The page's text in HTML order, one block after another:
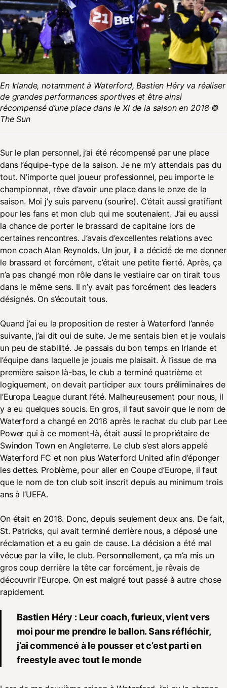
En Irlande, notamment à Waterford, Bastien Héry va réaliser
de grandes performances sportives et être ainsi
récompensé d’une place dans le XI de la saison en 2018 ©
The Sun
Sur le plan personnel, j’ai été récompensé par une place
dans l’équipe-type de la saison. Je ne m’y attendais pas du
tout. N’importe quel joueur professionnel, peu importe le
championnat, rêve d’avoir une place dans le onze de la
saison. Moi j’y suis parvenu (sourire). C’était aussi gratifiant
pour les fans et mon club qui me soutenaient. J’ai eu aussi
la chance de porter le brassard de capitaine lors de
certaines rencontres. J’avais d’excellentes relations avec
mon coach Alan Reynolds. Un jour, il a décidé de me donner
le brassard et forcément, c’était une petite fierté. Après, ça
n’a pas changé mon rôle dans le vestiaire car on tirait tous
dans le même sens. Il n’y avait pas forcément des leaders
désignés. On s’écoutait tous.
Quand j’ai eu la proposition de rester à Waterford l’année
suivante, j’ai dit oui de suite. Je me sentais bien et je voulais
un peu de stabilité. Je passais du bon temps en Irlande et
l’équipe dans laquelle je jouais me plaisait. À l’issue de ma
première saison là-bas, le club a terminé quatrième et
logiquement, on devait participer aux tours préliminaires de
l’Europa League durant l’été. Malheureusement pour nous, il
y a eu quelques soucis. En gros, il faut savoir que le nom de
Waterford a changé en 2016 après le rachat du club par Lee
Power qui à ce moment-là, était aussi le propriétaire de
Swindon Town en Angleterre. Le club s’est alors appelé
Waterford FC et non plus Waterford United afin d’éponger
les dettes. Problème, pour aller en Coupe d’Europe, il faut
que le nom de ton club soit inscrit depuis au minimum trois
ans à l’UEFA.
On était en 2018. Donc, depuis seulement deux ans. De fait,
St. Patricks, qui avait terminé derrière nous, a déposé une
réclamation et a eu gain de cause. La décision a été mal
vécue par la ville, le club. Personnellement, ça m’a mis un
gros coup derrière la tête car forcément, je rêvais de
découvrir l’Europe. On est malgré tout passé à autre chose
rapidement.
Bastien Héry : Leur coach, furieux, vient vers
moi pour me prendre le ballon. Sans réfléchir,
j’ai commencé à le pousser et c’est parti en
freestyle avec tout le monde